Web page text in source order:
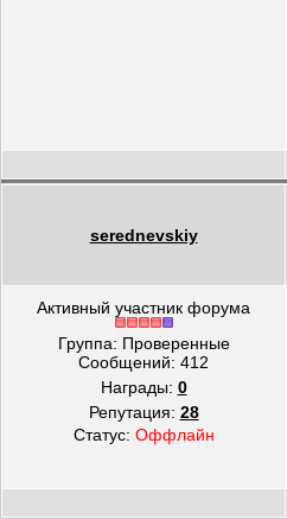
serednevskiy
Активный участник форума
Группа: Проверенные
Сообщений: 412
Награды: 0
Репутация: 28
Статус: Оффлайн